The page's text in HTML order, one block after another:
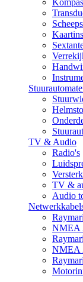
TV & Audio
Radio's
TV &
Audio
NMEA
NMEA